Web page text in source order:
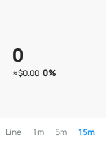
0
≈$0.00 0%
Line 1m 5m 15m